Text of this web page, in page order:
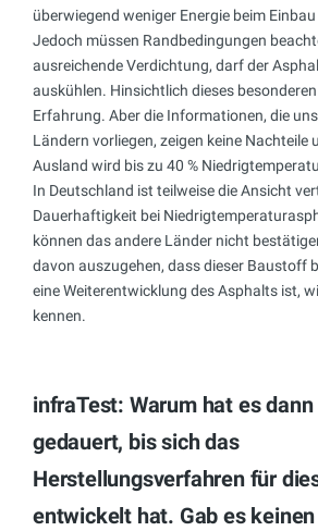
überwiegend weniger Energie beim
Jedoch müssen Randbedingungen
ausreichende Verdichtung, darf der
auskühlen. Hinsichtlich dieses
Erfahrung. Aber die Informationen, die
Ländern vorliegen, zeigen keine Nachteile
Ausland wird bis zu 40 %
In Deutschland ist teilweise die Ansicht
Dauerhaftigkeit bei
können das andere Länder nicht
davon auszugehen, dass dieser Baustoff
eine Weiterentwicklung des Asphalts ist,
kennen.
infraTest: Warum hat es
gedauert, bis sich das
Herstellungsverfahren für
entwickelt hat. Gab es